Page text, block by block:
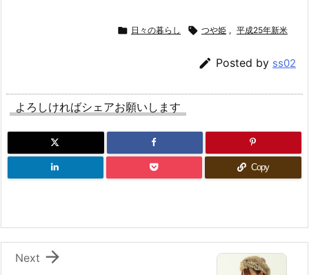
 日々の暮らし  つや姫 , 平成25年新米
 Posted by ss02
よろしければシェアお願いします
Copy

Next